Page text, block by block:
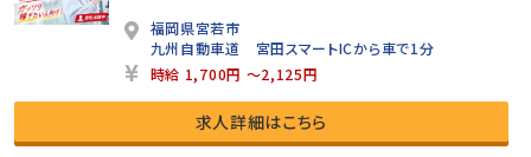
福岡県宮若市
九州自動車道 宮田スマートICから車で1分
時給 1,700円 ～2,125円
求人詳細はこちら